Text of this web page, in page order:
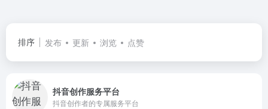
排序 发布 更新 浏览 点赞
抖音创作服务平台
抖音创作者的专属服务平台